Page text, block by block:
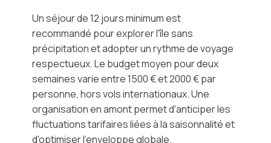
Un séjour de 12 jours minimum est
recommandé pour explorer l'île sans
précipitation et adopter un rythme de voyage
respectueux. Le budget moyen pour deux
semaines varie entre 1500 € et 2000 € par
personne, hors vols internationaux. Une
organisation en amont permet d'anticiper les
fluctuations tarifaires liées à la saisonnalité et
d'optimiser l'enveloppe globale.